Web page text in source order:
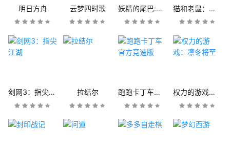
明日方舟 云梦四时歌 妖精的尾巴:魔导少年 猫和老鼠：欢乐互动
剑网3：指尖江湖 拉结尔 跑跑卡丁车官方竞速版 权力的游戏：凛冬将至